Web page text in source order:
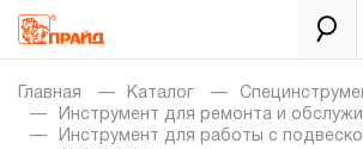
Каталог
Главная Каталог
Инструмент для ремонта и
Инструмент для работы с